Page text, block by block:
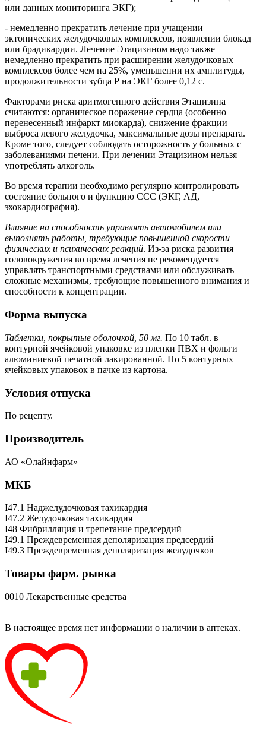
или данных мониторинга ЭКГ);
- немедленно прекратить лечение при учащении
эктопических желудочковых комплексов, появлении блокад
или брадикардии. Лечение Этацизином надо также
немедленно прекратить при расширении желудочковых
комплексов более чем на 25%, уменьшении их амплитуды,
продолжительности зубца Р на ЭКГ более 0,12 с.
Факторами риска аритмогенного действия Этацизина
считаются: органическое поражение сердца (особенно —
перенесенный инфаркт миокарда), снижение фракции
выброса левого желудочка, максимальные дозы препарата.
Кроме того, следует соблюдать осторожность у больных с
заболеваниями печени. При лечении Этацизином нельзя
употреблять алкоголь.
Во время терапии необходимо регулярно контролировать
состояние больного и функцию ССС (ЭКГ, АД,
эхокардиография).
Влияние на способность управлять автомобилем или
выполнять работы, требующие повышенной скорости
физических и психических реакций. Из-за риска развития
головокружения во время лечения не рекомендуется
управлять транспортными средствами или обслуживать
сложные механизмы, требующие повышенного внимания и
способности к концентрации.
Форма выпуска
Таблетки, покрытые оболочкой, 50 мг. По 10 табл. в
контурной ячейковой упаковке из пленки ПВХ и фольги
алюминиевой печатной лакированной. По 5 контурных
ячейковых упаковок в пачке из картона.
Условия отпуска
По рецепту.
Производитель
АО «Олайнфарм»
МКБ
I47.1 Наджелудочковая тахикардия
I47.2 Желудочковая тахикардия
I48 Фибрилляция и трепетание предсердий
I49.1 Преждевременная деполяризация предсердий
I49.3 Преждевременная деполяризация желудочков
Товары фарм. рынка
0010 Лекарственные средства
В настоящее время нет информации о наличии в аптеках.